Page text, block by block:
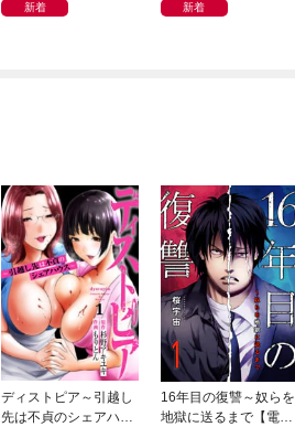
新着 新着
ディストピア～引越し
先は不貞のシェアハウ
16年目の復讐～奴らを
地獄に送るまで【電子